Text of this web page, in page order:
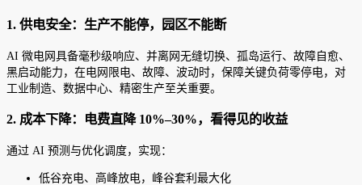
1. 供电安全：生产不能停，园区不能断
AI 微电网具备毫秒级响应、并离网无缝切换、孤岛运行、故障自愈、
黑启动能力，在电网限电、故障、波动时，保障关键负荷零停电，对
工业制造、数据中心、精密生产至关重要。
2. 成本下降：电费直降 10%–30%，看得见的收益
通过 AI 预测与优化调度，实现：
低谷充电、高峰放电，峰谷套利最大化